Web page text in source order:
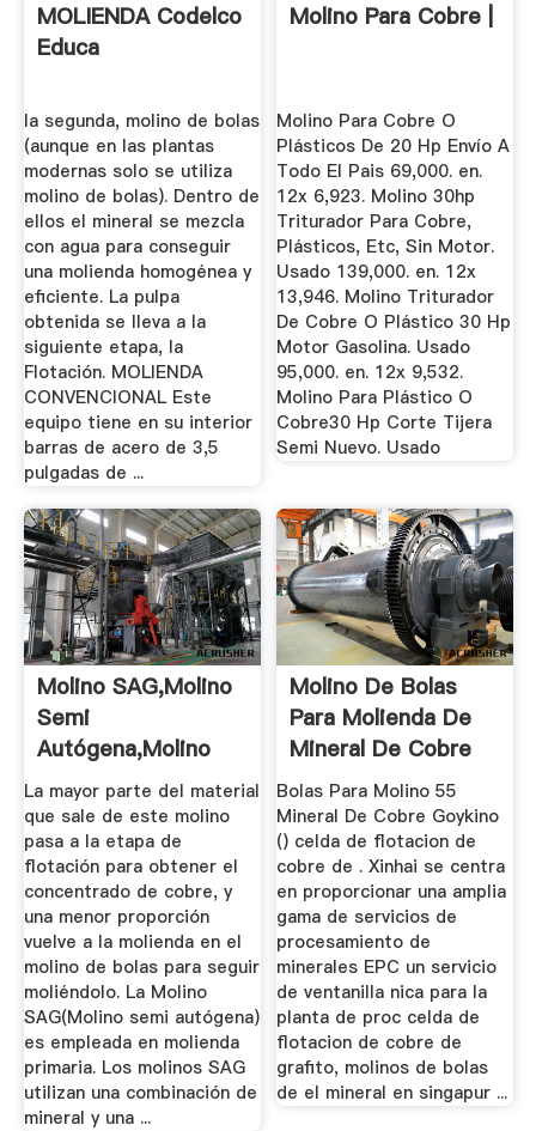
MOLIENDA Codelco
Educa
la segunda, molino de bolas
(aunque en las plantas
modernas solo se utiliza
molino de bolas). Dentro de
ellos el mineral se mezcla
con agua para conseguir
una molienda homogénea y
eficiente. La pulpa
obtenida se lleva a la
siguiente etapa, la
Flotación. MOLIENDA
CONVENCIONAL Este
equipo tiene en su interior
barras de acero de 3,5
pulgadas de ...
Molino Para Cobre |
Molino Para Cobre O
Plásticos De 20 Hp Envío A
Todo El Pais 69,000. en.
12x 6,923. Molino 30hp
Triturador Para Cobre,
Plásticos, Etc, Sin Motor.
Usado 139,000. en. 12x
13,946. Molino Triturador
De Cobre O Plástico 30 Hp
Motor Gasolina. Usado
95,000. en. 12x 9,532.
Molino Para Plástico O
Cobre30 Hp Corte Tijera
Semi Nuevo. Usado
Molino SAG,Molino
Semi
Autógena,Molino
Para Mineral SAG ...
La mayor parte del material
que sale de este molino
pasa a la etapa de
flotación para obtener el
concentrado de cobre, y
una menor proporción
vuelve a la molienda en el
molino de bolas para seguir
moliéndolo. La Molino
SAG(Molino semi autógena)
es empleada en molienda
primaria. Los molinos SAG
utilizan una combinación de
mineral y una ...
Molino De Bolas
Para Molienda De
Mineral De Cobre
Bolas Para Molino 55
Mineral De Cobre Goykino
() celda de flotacion de
cobre de . Xinhai se centra
en proporcionar una amplia
gama de servicios de
procesamiento de
minerales EPC un servicio
de ventanilla nica para la
planta de proc celda de
flotacion de cobre de
grafito, molinos de bolas
de el mineral en singapur ...